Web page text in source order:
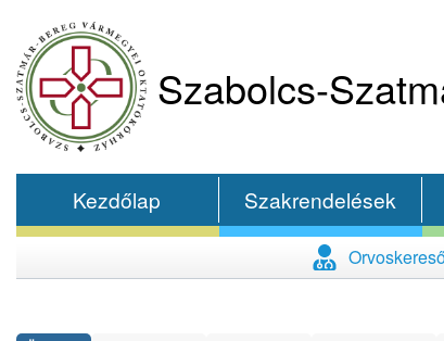
Szabolcs-
Kezdőlap Szakrendelések